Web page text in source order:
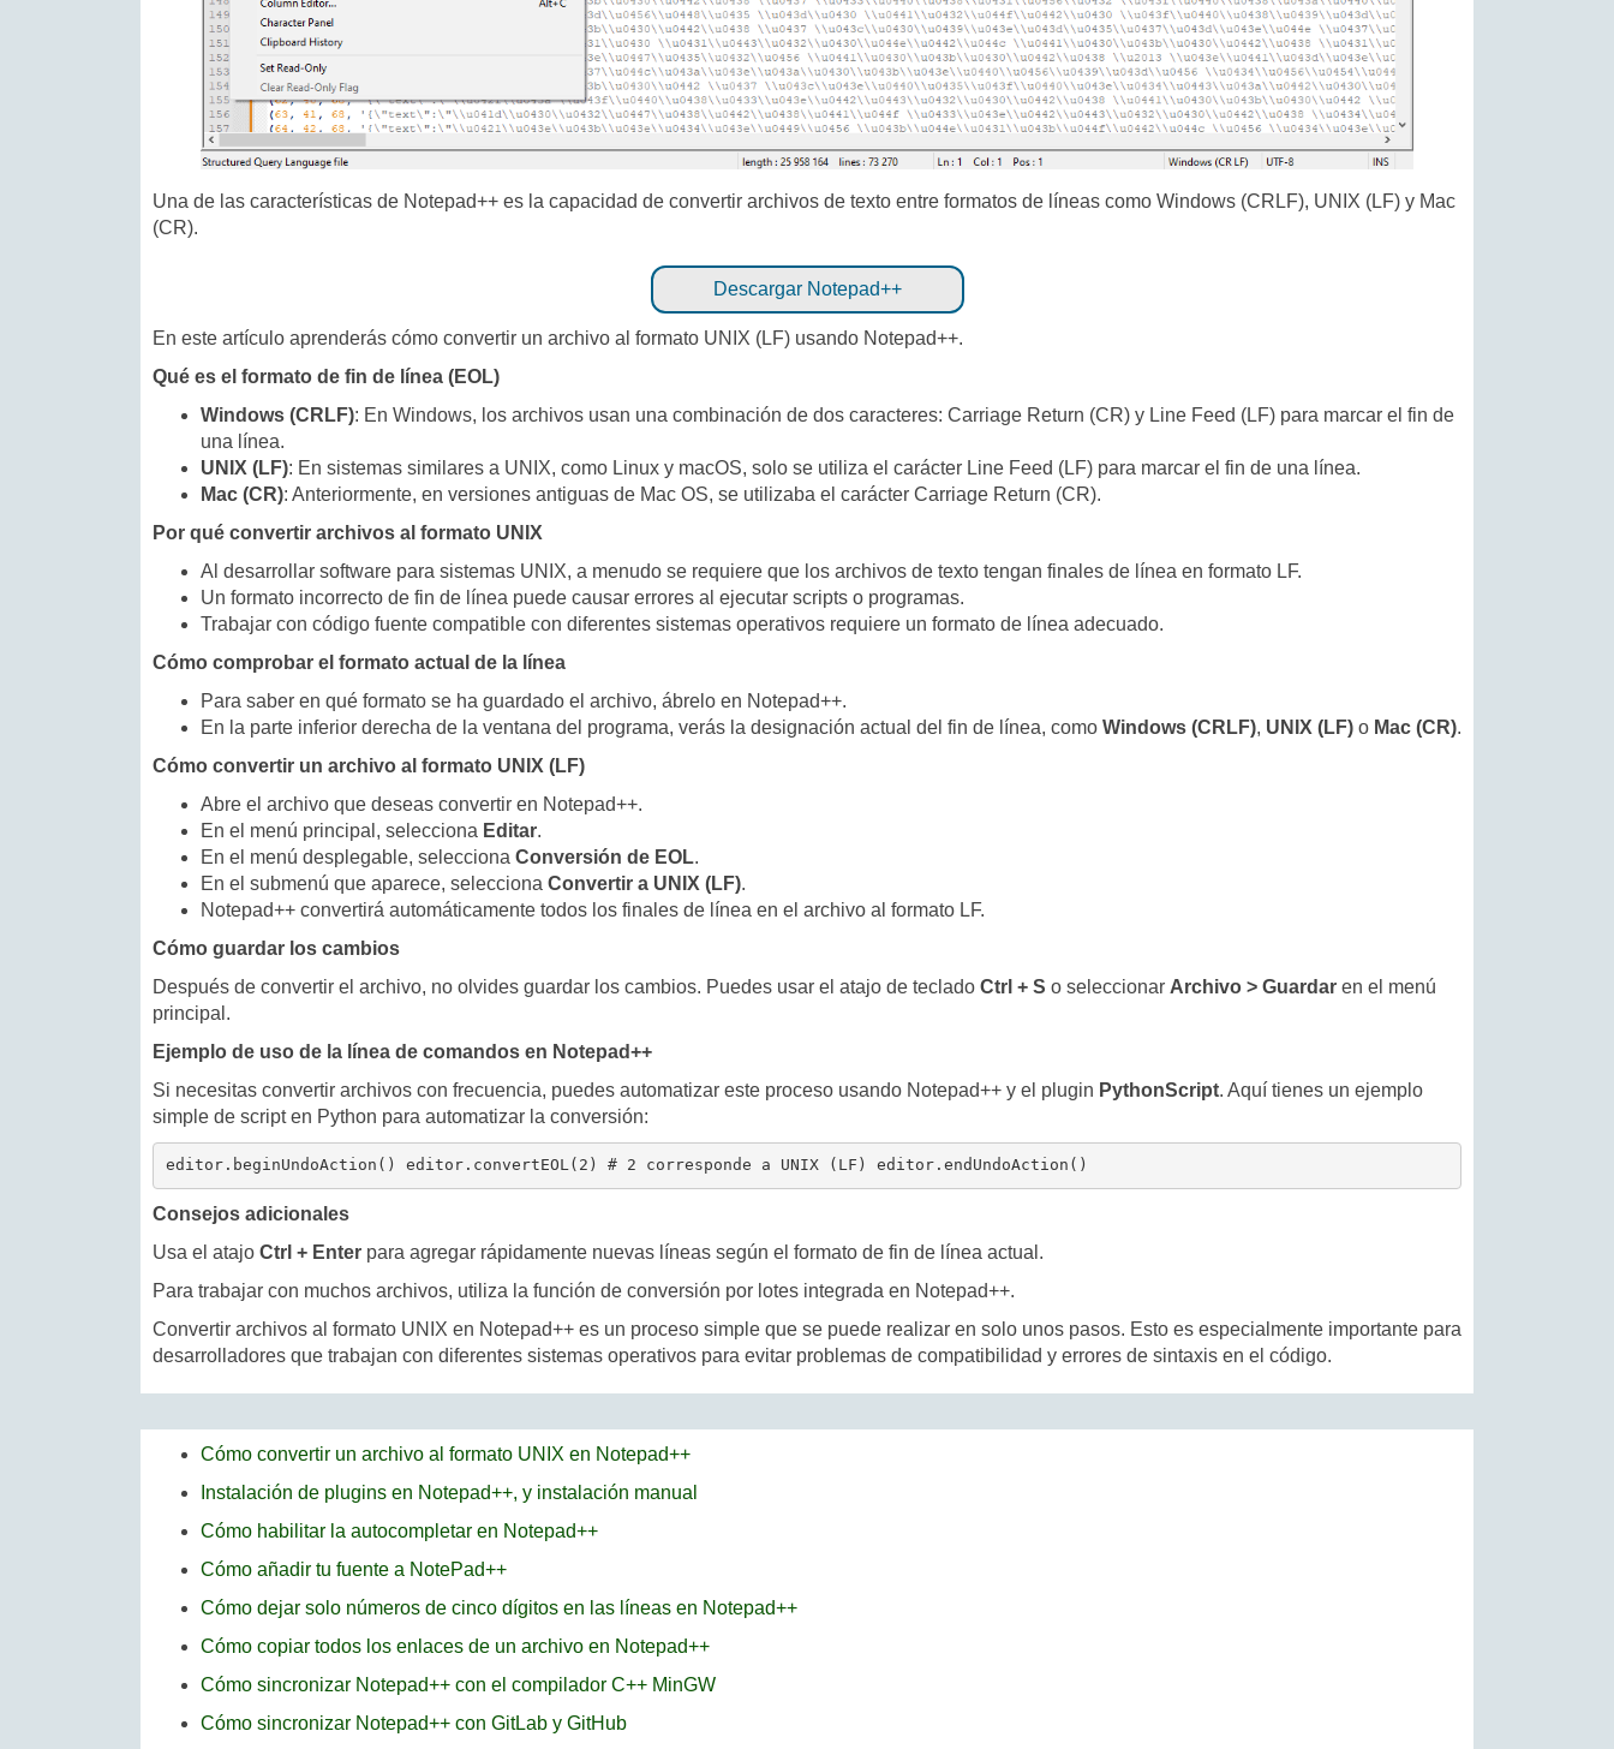
Una de las características de Notepad++ es la capacidad de convertir archivos de texto entre formatos de líneas como Windows (CRLF), UNIX (LF) y Mac
(CR).
Descargar Notepad++
En este artículo aprenderás cómo convertir un archivo al formato UNIX (LF) usando Notepad++.
Qué es el formato de fin de línea (EOL)
Windows (CRLF): En Windows, los archivos usan una combinación de dos caracteres: Carriage Return (CR) y Line Feed (LF) para marcar el fin de
una línea.
UNIX (LF): En sistemas similares a UNIX, como Linux y macOS, solo se utiliza el carácter Line Feed (LF) para marcar el fin de una línea.
Mac (CR): Anteriormente, en versiones antiguas de Mac OS, se utilizaba el carácter Carriage Return (CR).
Por qué convertir archivos al formato UNIX
Al desarrollar software para sistemas UNIX, a menudo se requiere que los archivos de texto tengan finales de línea en formato LF.
Un formato incorrecto de fin de línea puede causar errores al ejecutar scripts o programas.
Trabajar con código fuente compatible con diferentes sistemas operativos requiere un formato de línea adecuado.
Cómo comprobar el formato actual de la línea
Para saber en qué formato se ha guardado el archivo, ábrelo en Notepad++.
En la parte inferior derecha de la ventana del programa, verás la designación actual del fin de línea, como Windows (CRLF), UNIX (LF) o Mac (CR).
Cómo convertir un archivo al formato UNIX (LF)
Abre el archivo que deseas convertir en Notepad++.
En el menú principal, selecciona Editar.
En el menú desplegable, selecciona Conversión de EOL.
En el submenú que aparece, selecciona Convertir a UNIX (LF).
Notepad++ convertirá automáticamente todos los finales de línea en el archivo al formato LF.
Cómo guardar los cambios
Después de convertir el archivo, no olvides guardar los cambios. Puedes usar el atajo de teclado Ctrl + S o seleccionar Archivo > Guardar en el menú
principal.
Ejemplo de uso de la línea de comandos en Notepad++
Si necesitas convertir archivos con frecuencia, puedes automatizar este proceso usando Notepad++ y el plugin PythonScript. Aquí tienes un ejemplo
simple de script en Python para automatizar la conversión:
editor.beginUndoAction() editor.convertEOL(2) # 2 corresponde a UNIX (LF) editor.endUndoAction()
Consejos adicionales
Usa el atajo Ctrl + Enter para agregar rápidamente nuevas líneas según el formato de fin de línea actual.
Para trabajar con muchos archivos, utiliza la función de conversión por lotes integrada en Notepad++.
Convertir archivos al formato UNIX en Notepad++ es un proceso simple que se puede realizar en solo unos pasos. Esto es especialmente importante para
desarrolladores que trabajan con diferentes sistemas operativos para evitar problemas de compatibilidad y errores de sintaxis en el código.
Cómo convertir un archivo al formato UNIX en Notepad++
Instalación de plugins en Notepad++, y instalación manual
Cómo habilitar la autocompletar en Notepad++
Cómo añadir tu fuente a NotePad++
Cómo dejar solo números de cinco dígitos en las líneas en Notepad++
Cómo copiar todos los enlaces de un archivo en Notepad++
Cómo sincronizar Notepad++ con el compilador C++ MinGW
Cómo sincronizar Notepad++ con GitLab y GitHub